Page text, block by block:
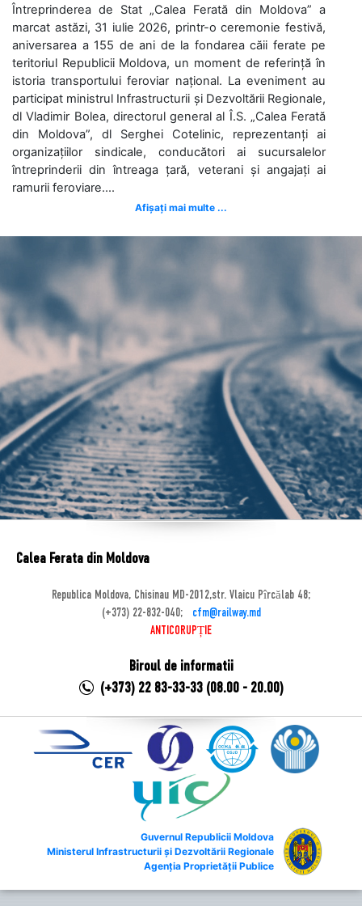
Întreprinderea de Stat „Calea Ferată din Moldova” a
marcat astăzi, 31 iulie 2026, printr-o ceremonie festivă,
aniversarea a 155 de ani de la fondarea căii ferate pe
teritoriul Republicii Moldova, un moment de referință în
istoria transportului feroviar național. La eveniment au
participat ministrul Infrastructurii și Dezvoltării Regionale,
dl Vladimir Bolea, directorul general al Î.S. „Calea Ferată
din Moldova”, dl Serghei Cotelinic, reprezentanți ai
organizațiilor sindicale, conducători ai sucursalelor
întreprinderii din întreaga țară, veterani și angajați ai
ramurii feroviare....
Afișați mai multe ...
Calea Ferata din Moldova
Republica Moldova, Chisinau MD-2012,str. Vlaicu Pîrcălab 48;
(+373) 22-832-040;
cfm@railway.md
ANTICORUPȚIE
Biroul de informatii
(+373) 22 83-33-33 (08.00 - 20.00)
Guvernul Republicii Moldova
Ministerul Infrastructurii și Dezvoltării Regionale
Agenția Proprietății Publice